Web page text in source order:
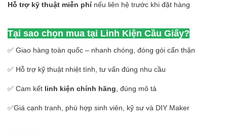
Hỗ trợ kỹ thuật miễn phínếu liên hệ trước khi đặt hàng
Tại sao chọn mua tại Linh Kiện Cầu Giấy?
✅ Giao hàng toàn quốc – nhanh chóng, đóng gói cẩn thận
✅ Hỗ trợ kỹ thuật nhiệt tình, tư vấn đúng nhu cầu
✅ Cam kết linh kiện chính hãng , đúng mô tả
✅Giá cạnh tranh, phù hợp sinh viên, kỹ sư và DIY Maker